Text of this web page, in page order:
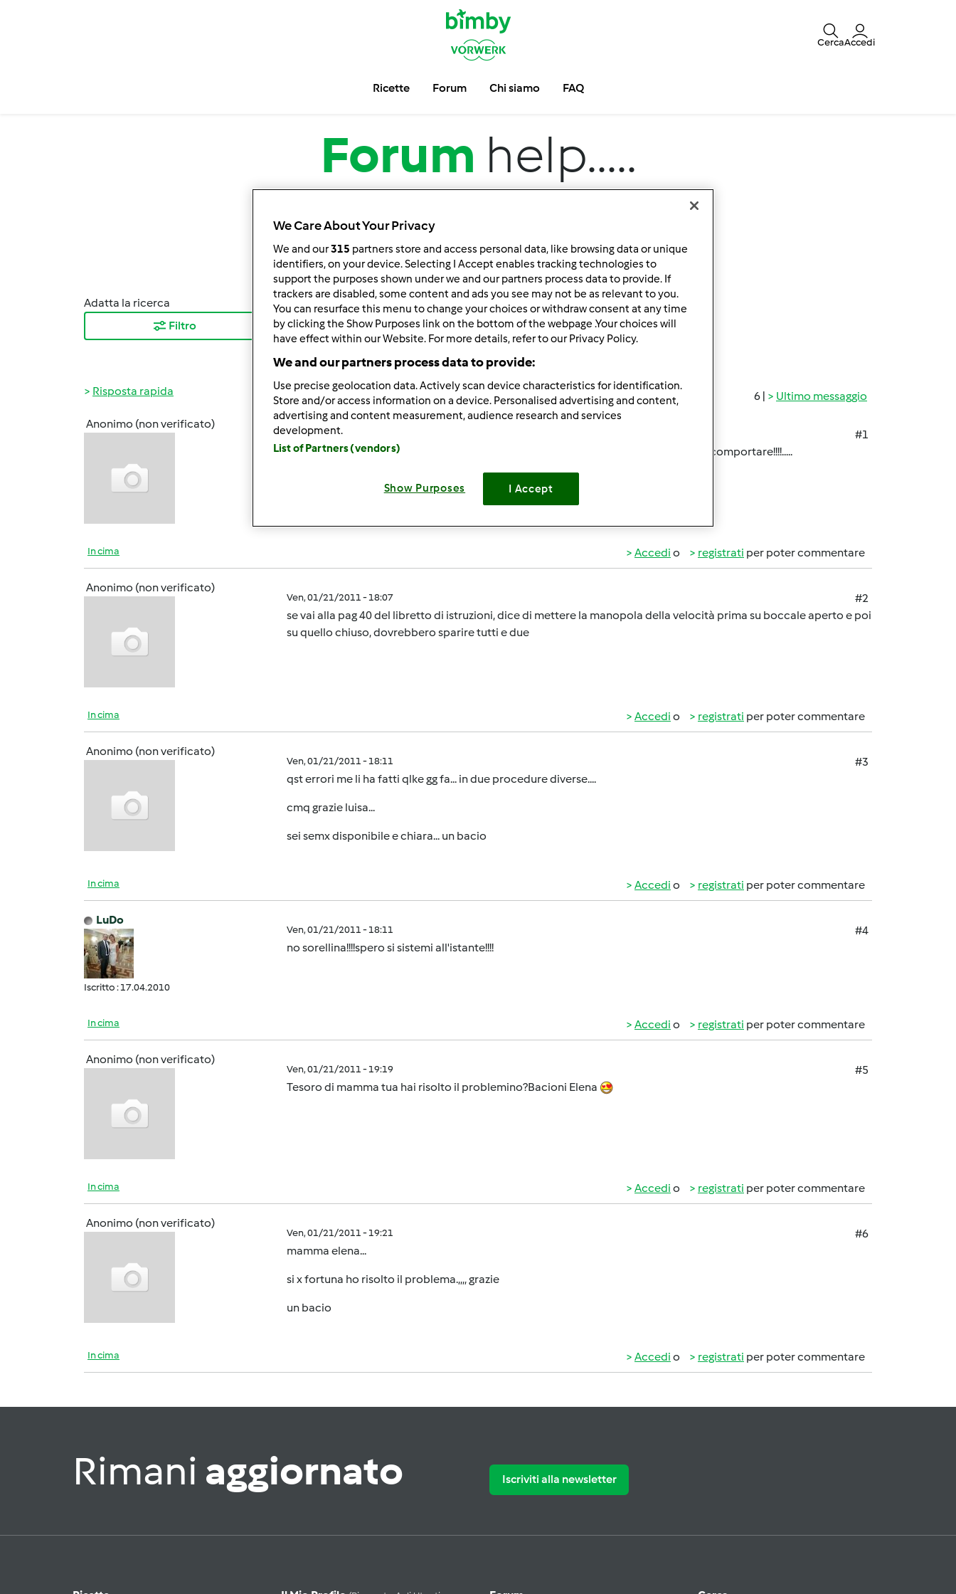
CercaAccedi
Ricette Forum Chi siamo FAQ
Forum help.....
Adatta la ricerca
Filtro
Ordina per:
I risultati più recenti
Risultati per pagina:
10
6 | Ultimo messaggio
Risposta rapida
Anonimo (non verificato)
Ven, 01/21/2011 - 18:04
#1
il mio
m ha dato errore 31 ed errore 27.... m chiedo,perchè?????!!!!!!!come m devo comportare!!!!.....
In cima Accedi o registrati per poter commentare
Anonimo (non verificato)
Ven, 01/21/2011 - 18:07
#2
se vai alla pag 40 del libretto di istruzioni, dice di mettere la manopola della velocità prima su boccale aperto e poi
su quello chiuso, dovrebbero sparire tutti e due
In cima Accedi o registrati per poter commentare
Anonimo (non verificato)
Ven, 01/21/2011 - 18:11
#3
qst errori me li ha fatti qlke gg fa... in due procedure diverse....
cmq grazie luisa...
sei semx disponibile e chiara... un bacio
In cima Accedi o registrati per poter commentare
LuDo
Iscritto : 17.04.2010
Ven, 01/21/2011 - 18:11
#4
no sorellina!!!!spero si sistemi all'istante!!!!
In cima Accedi o registrati per poter commentare
Anonimo (non verificato)
Ven, 01/21/2011 - 19:19
#5
Tesoro di mamma tua hai risolto il problemino?Bacioni Elena
In cima Accedi o registrati per poter commentare
Anonimo (non verificato)
Ven, 01/21/2011 - 19:21
#6
mamma elena...
si x fortuna ho risolto il problema.,,,, grazie
un bacio
In cima Accedi o registrati per poter commentare
Rimani aggiornato Iscriviti alla newsletter
We Care About Your Privacy
We and our315 partners store and access personal data, like browsing data or unique
identifiers, on your device. Selecting I Accept enables tracking technologies to
support the purposes shown under we and our partners process data to provide. If
trackers are disabled, some content and ads you see may not be as relevant to you.
You can resurface this menu to change your choices or withdraw consent at any time
by clicking the Show Purposes link on the bottom of the webpage .Your choices will
have effect within our Website. For more details, refer to our Privacy Policy.
We and our partners process data to provide:
Use precise geolocation data. Actively scan device characteristics for identification.
Store and/or access information on a device. Personalised advertising and content,
advertising and content measurement, audience research and services
development.
List of Partners (vendors)
Show Purposes I Accept